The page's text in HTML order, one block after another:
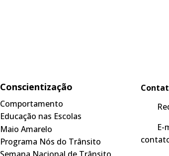
Conscientização
Comportamento
Educação nas Escolas
Maio Amarelo
Programa Nós do Trânsito
E-